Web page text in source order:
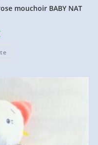
mouchoir BABY NAT